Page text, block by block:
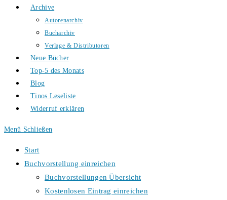
Archive
Autorenarchiv
Bucharchiv
Verlage & Distributoren
Neue Bücher
Top-5 des Monats
Blog
Tinos Leseliste
Widerruf erklären
Menü Schließen
Start
Buchvorstellung einreichen
Buchvorstellungen Übersicht
Kostenlosen Eintrag einreichen